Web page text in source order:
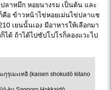
ลาหมึก หอยนางรม เป็นต้น และ
อ ข้าวหน้าไข่หอยเม่นไข่ปลาแช
เยนนั้นเอง มีอาหารให้เลือกมา
ได้ ถ้าได้ไปซัปโปโรก็ลองแวะไป
รุเมะเทอิ (kaisen shokudō kitano